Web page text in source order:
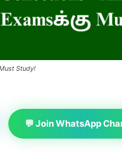
Study!
💬 Join WhatsApp